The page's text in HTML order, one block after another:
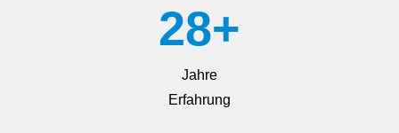
28+
Jahre
Erfahrung